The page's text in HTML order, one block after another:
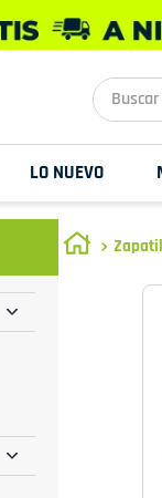
Buscar
LO NUEVO